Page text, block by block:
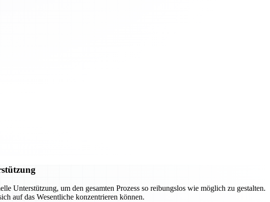
Unterstützung, um den gesamten Prozess so reibungslos wie möglich zu gestalten.
auf das Wesentliche konzentrieren können.